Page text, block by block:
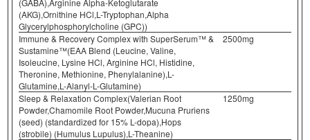
(AKG),Ornithine HCl,L-Tryptophan,Alpha
Glycerylphosphorylcholine (GPC))
Immune & Recovery Complex with SuperSerum™ &
Sustamine™(EAA Blend (Leucine, Valine,
Isoleucine, Lysine HCl, Arginine HCl, Histidine,
Theronine, Methionine, Phenylalanine),L-
Glutamine,L-Alanyl-L-Glutamine)
2500mg
Sleep & Relaxation Complex(Valerian Root
Powder,Chamomile Root Powder,Mucuna Pruriens
(seed) (standardized for 15% L-dopa),Hops
(strobile) (Humulus Lupulus),L-Theanine)
1250mg